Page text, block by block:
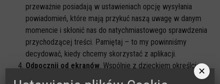
przeważnie posiadają w ustawieniach opcję wysyłania
powiadomień, które mają przykuć naszą uwagę w danym
momencie i skłonić nas do natychmiastowego sprawdzenia
przychodzącej treści. Pamiętaj – to my powinniśmy
decydować, kiedy chcemy skorzystać z aplikacji.
Odpocznij od ekranów . Wspólnie z dzieckiem określcie×